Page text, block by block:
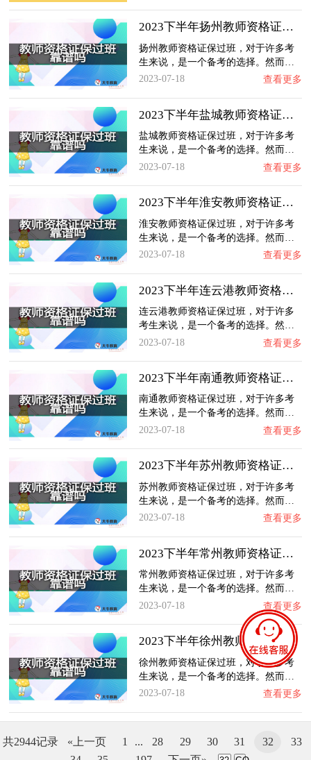
2023下半年扬州教师资格证保过班靠谱吗？
扬州教师资格证保过班，对于许多考
生来说，是一个备考的选择。然而…
2023-07-18
查看更多
2023下半年盐城教师资格证保过班靠谱吗？
盐城教师资格证保过班，对于许多考
生来说，是一个备考的选择。然而…
2023-07-18
查看更多
2023下半年淮安教师资格证保过班靠谱吗？
淮安教师资格证保过班，对于许多考
生来说，是一个备考的选择。然而…
2023-07-18
查看更多
2023下半年连云港教师资格证保过班靠谱吗？
连云港教师资格证保过班，对于许多
考生来说，是一个备考的选择。然…
2023-07-18
查看更多
2023下半年南通教师资格证保过班靠谱吗？
南通教师资格证保过班，对于许多考
生来说，是一个备考的选择。然而…
2023-07-18
查看更多
2023下半年苏州教师资格证保过班靠谱吗？
苏州教师资格证保过班，对于许多考
生来说，是一个备考的选择。然而…
2023-07-18
查看更多
2023下半年常州教师资格证保过班靠谱吗？
常州教师资格证保过班，对于许多考
生来说，是一个备考的选择。然而…
2023-07-18
查看更多
2023下半年徐州教师资格证保过班靠谱吗？
徐州教师资格证保过班，对于许多考
生来说，是一个备考的选择。然而…
2023-07-18
查看更多
共2944记录 «上一页 1 ... 28 29 30 31 32
33